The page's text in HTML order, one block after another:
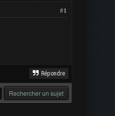
#1
Répondre